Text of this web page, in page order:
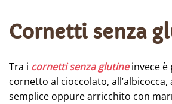
Cornetti senza
Tra i cornetti senza glutineinvece è
cornetto al cioccolato, all’albicocca,
semplice oppure arricchito con